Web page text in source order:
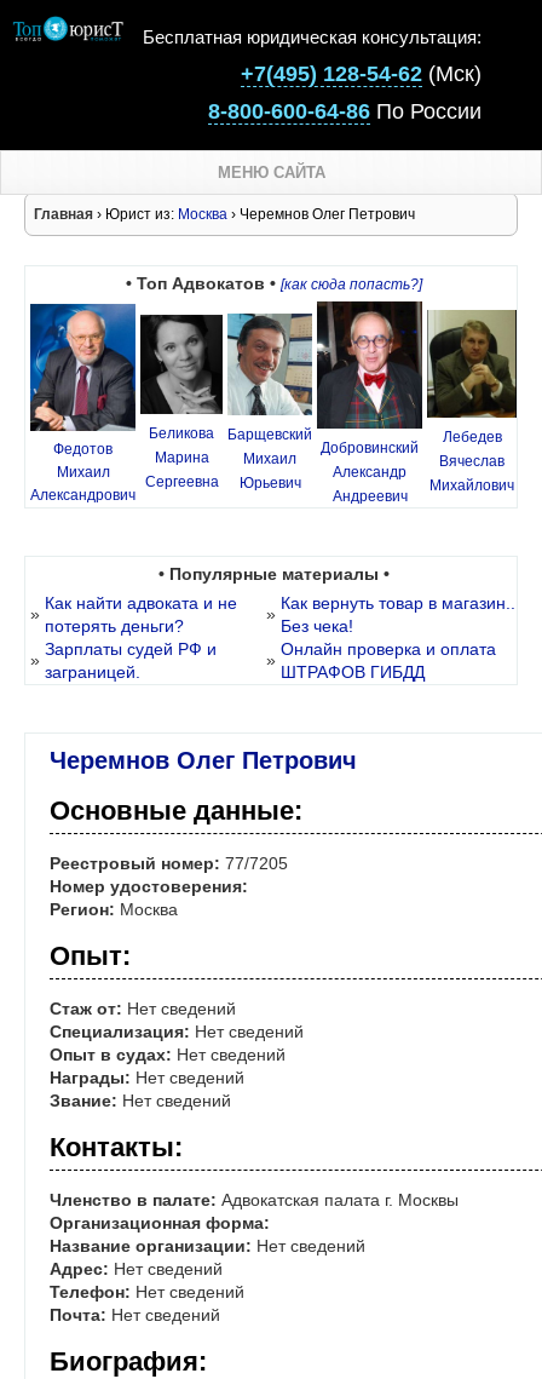
Бесплатная юридическая консультация:
+7(495) 128-54-62 (Мск)
8-800-600-64-86 По России
МЕНЮ САЙТА
Главная › Юрист из: Москва › Черемнов Олег Петрович
• Топ Адвокатов • [как сюда попасть?]
Федотов
Михаил
Александрович
Беликова
Марина
Сергеевна
Барщевский
Михаил
Юрьевич
Добровинский
Александр
Андреевич
Лебедев
Вячеслав
Михайлович
• Популярные материалы •
»
Как найти адвоката и не
потерять деньги?
»
Как вернуть товар в магазин..
Без чека!
»
Зарплаты судей РФ и
заграницей.
»
Онлайн проверка и оплата
ШТРАФОВ ГИБДД
Черемнов Олег Петрович
Основные данные:
Реестровый номер: 77/7205
Номер удостоверения:
Регион: Москва
Опыт:
Стаж от: Нет сведений
Специализация: Нет сведений
Опыт в судах: Нет сведений
Награды: Нет сведений
Звание: Нет сведений
Контакты:
Членство в палате: Адвокатская палата г. Москвы
Организационная форма:
Название организации: Нет сведений
Адрес: Нет сведений
Телефон: Нет сведений
Почта: Нет сведений
Биография: